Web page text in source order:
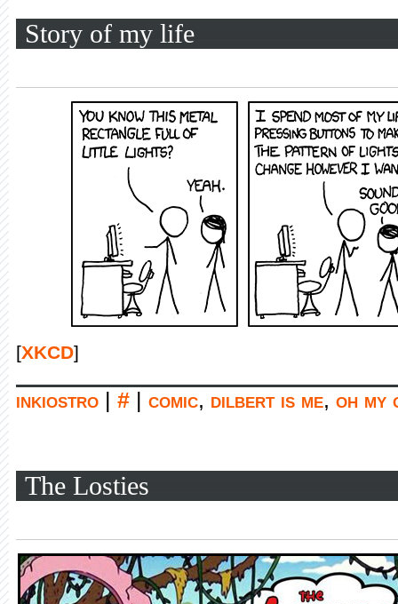
Story of my life
[XKCD]
inkiostro # comic, dilbert is me, oh my
The Losties